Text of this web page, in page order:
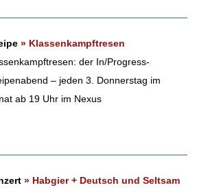
» Klassenkampftresen
der In/Progress-
– jeden 3. Donnerstag im
ab 19 Uhr im Nexus
» Habgier + Deutsch und Seltsam